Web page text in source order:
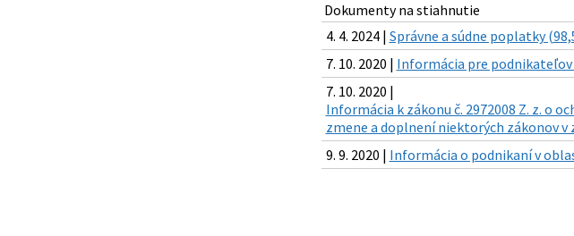
Dokumenty na stiahnutie
4. 4. 2024 | Správne a súdne poplatky
7. 10. 2020 | Informácia pre podnikateľov
7. 10. 2020 |
Informácia k zákonu č. 2972008 Z. z. o
zmene a doplnení niektorých zákonov v
9. 9. 2020 | Informácia o podnikaní v